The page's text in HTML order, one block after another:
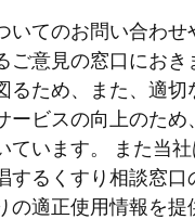
いてのお問い合わせ
ご意見の窓口におき
るため、また、適切
ービスの向上のため
ています。 また当
するくすり相談窓口
の適正使用情報を提